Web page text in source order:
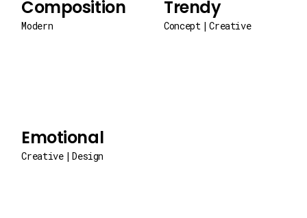
Composition
Modern
Trendy
Concept Creative
Emotional
Creative Design